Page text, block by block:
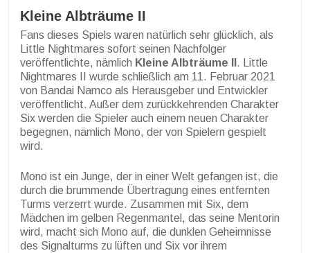
Kleine Albträume II
Fans dieses Spiels waren natürlich sehr glücklich, als
Little Nightmares sofort seinen Nachfolger
veröffentlichte, nämlich Kleine Albträume II . Little
Nightmares II wurde schließlich am 11. Februar 2021
von Bandai Namco als Herausgeber und Entwickler
veröffentlicht. Außer dem zurückkehrenden Charakter
Six werden die Spieler auch einem neuen Charakter
begegnen, nämlich Mono, der von Spielern gespielt
wird.
Mono ist ein Junge, der in einer Welt gefangen ist, die
durch die brummende Übertragung eines entfernten
Turms verzerrt wurde. Zusammen mit Six, dem
Mädchen im gelben Regenmantel, das seine Mentorin
wird, macht sich Mono auf, die dunklen Geheimnisse
des Signalturms zu lüften und Six vor ihrem